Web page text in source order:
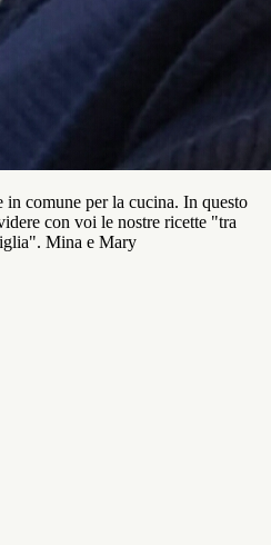
comune per la cucina. In questo
con voi le nostre ricette "tra
Mina e Mary